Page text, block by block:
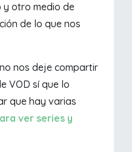
y otro medio de
de lo que nos
nos deje compartir
VOD sí que lo
que hay varias
ver series y